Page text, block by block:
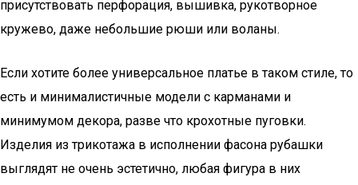
присутствовать перфорация, вышивка, рукотворное
кружево, даже небольшие рюши или воланы.
Если хотите более универсальное платье в таком стиле, то
есть и минималистичные модели с карманами и
минимумом декора, разве что крохотные пуговки.
Изделия из трикотажа в исполнении фасона рубашки
выглядят не очень эстетично, любая фигура в них